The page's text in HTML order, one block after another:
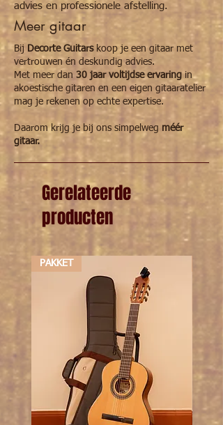
advies en professionele afstelling.
Meer gitaar
Bij Decorte Guitarskoop je een gitaar met
vertrouwen én deskundig advies.
Met meer dan 30 jaar voltijdse ervaringin
akoestische gitaren en een eigen gitaaratelier
mag je rekenen op echte expertise.
Daarom krijg je bij ons simpelweg méér
gitaar.
Gerelateerde
producten
PAKKET